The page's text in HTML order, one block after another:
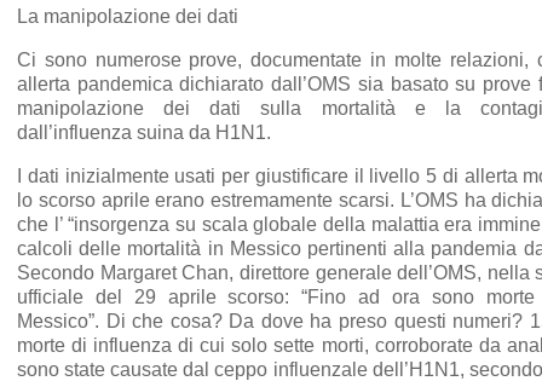
La manipolazione dei dati
Ci sono numerose prove, documentate in molte
allerta pandemica dichiarato dall’OMS sia basato su prove
manipolazione dei dati sulla mortalità e la
dall’influenza suina da H1N1.
I dati inizialmente usati per giustificare il livello 5 di allerta
lo scorso aprile erano estremamente scarsi. L’OMS ha
che l’ “insorgenza su scala globale della malattia era
calcoli delle mortalità in Messico pertinenti alla pandemia
Secondo Margaret Chan, direttore generale dell’OMS, nella
ufficiale del 29 aprile scorso: “Fino ad ora sono
Messico”. Di che cosa? Da dove ha preso questi numeri?
morte di influenza di cui solo sette morti, corroborate da
sono state causate dal ceppo influenzale dell’H1N1,